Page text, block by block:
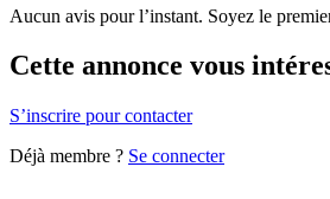
Aucun avis pour l’instant. Soyez le
Cette annonce vous
S’inscrire pour contacter
Déjà membre ? Se connecter